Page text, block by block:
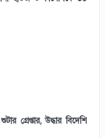
গ্রেপ্তার, উদ্ধার বিদেশি